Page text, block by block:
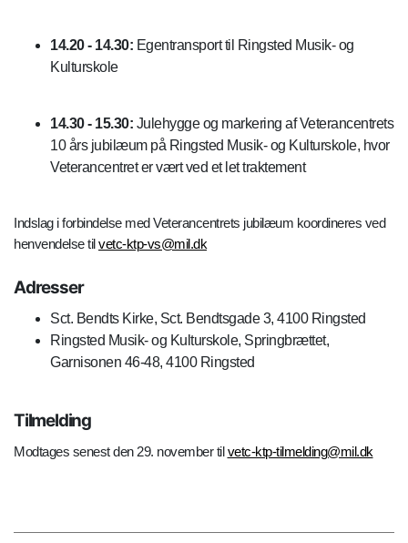
14.20 - 14.30: Egentransport til Ringsted Musik- og
Kulturskole
14.30 - 15.30: Julehygge og markering af Veterancentrets
10 års jubilæum på Ringsted Musik- og Kulturskole, hvor
Veterancentret er vært ved et let traktement
Indslag i forbindelse med Veterancentrets jubilæum koordineres ved
henvendelse tilvetc-ktp-vs@mil.dk
Adresser
Sct. Bendts Kirke, Sct. Bendtsgade 3, 4100 Ringsted
Ringsted Musik- og Kulturskole, Springbrættet,
Garnisonen 46-48, 4100 Ringsted
Tilmelding
Modtages senest den 29. november tilvetc-ktp-tilmelding@mil.dk